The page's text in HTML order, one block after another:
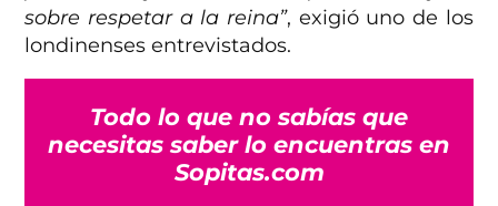
sobre respetar a la reina”, exigió uno de los
londinenses entrevistados.
Todo lo que no sabías que
necesitas saber lo encuentras en
Sopitas.com